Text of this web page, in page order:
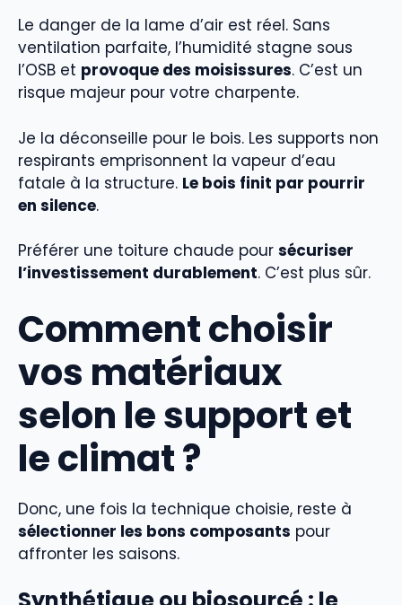
Le danger de la lame d’air est réel. Sans
ventilation parfaite, l’humidité stagne sous
l’OSB et provoque des moisissures. C’est un
risque majeur pour votre charpente.
Je la déconseille pour le bois. Les supports non
respirants emprisonnent la vapeur d’eau
fatale à la structure. Le bois finit par pourrir
en silence.
Préférer une toiture chaude pour sécuriser
l’investissement durablement. C’est plus sûr.
Comment choisir
vos matériaux
selon le support et
le climat ?
Donc, une fois la technique choisie, reste à
sélectionner les bons composants pour
affronter les saisons.